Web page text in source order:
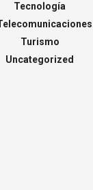
Tecnología
Turismo
Uncategorized